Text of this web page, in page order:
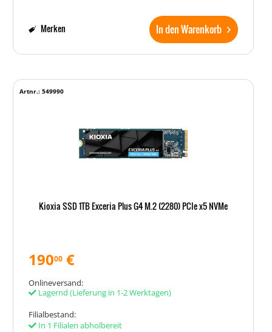
In den Warenkorb
Merken
Kioxia SSD 1TB Exceria Plus G4 M.2 (2280) PCIe x5 NVMe
Artnr.: 549990
19000 €
Onlineversand:
Lagernd (Lieferung in 1-2 Werktagen)
Filialbestand:
In 1 Filialen abholbereit